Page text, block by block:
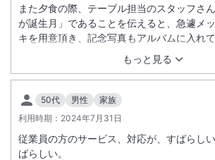
もっと見る
また夕食の際、テーブル担当のスタッフさ
が誕生月」であることを伝えると、急遽メ
キを用意頂き、記念写真もアルバムに入れ
におもてなしが行き届いたホテルでした。
50代 男性
家族
利用時期： 2024年7月31日
従業員の方のサービス、対応が、すばらし
ばらしい。